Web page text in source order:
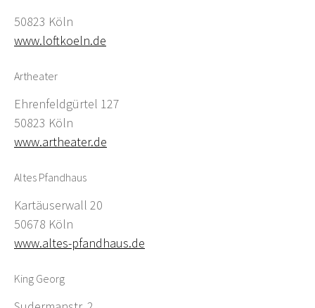
50823 Köln
www.loftkoeln.de
Artheater
Ehrenfeldgürtel 127
50823 Köln
www.artheater.de
Altes Pfandhaus
Kartäuserwall 20
50678 Köln
www.altes-pfandhaus.de
King Georg